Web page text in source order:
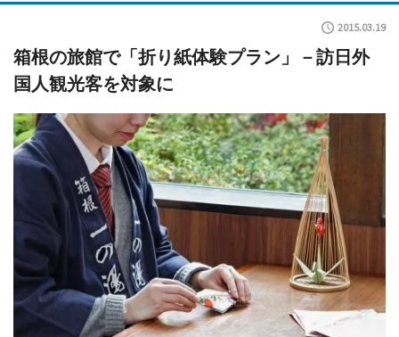
2015.03.19
箱根の旅館で「折り紙体験プラン」－訪日外
国人観光客を対象に